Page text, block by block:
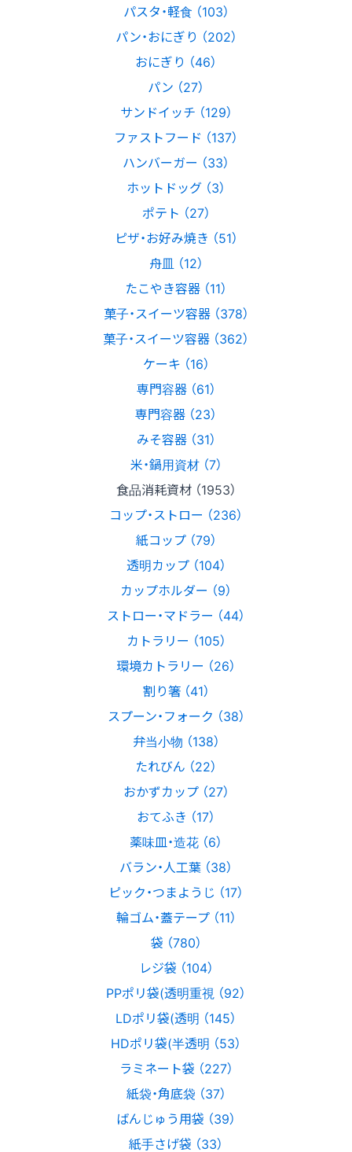
パスタ・軽食 （103）
パン・おにぎり （202）
おにぎり （46）
パン （27）
サンドイッチ （129）
ファストフード （137）
ハンバーガー （33）
ホットドッグ （3）
ポテト （27）
ピザ・お好み焼き （51）
舟皿 （12）
たこやき容器 （11）
菓子・スイーツ容器 （378）
菓子・スイーツ容器 （362）
ケーキ （16）
専門容器 （61）
専門容器 （23）
みそ容器 （31）
米・鍋用資材 （7）
食品消耗資材 （1953）
コップ・ストロー （236）
紙コップ （79）
透明カップ （104）
カップホルダー （9）
ストロー・マドラー （44）
カトラリー （105）
環境カトラリー （26）
割り箸 （41）
スプーン・フォーク （38）
弁当小物 （138）
たれびん （22）
おかずカップ （27）
おてふき （17）
薬味皿・造花 （6）
バラン・人工葉 （38）
ピック・つまようじ （17）
輪ゴム・蓋テープ （11）
袋 （780）
レジ袋 （104）
PPポリ袋(透明重視 （92）
LDポリ袋(透明 （145）
HDポリ袋(半透明 （53）
ラミネート袋 （227）
紙袋・角底袋 （37）
ばんじゅう用袋 （39）
紙手さげ袋 （33）